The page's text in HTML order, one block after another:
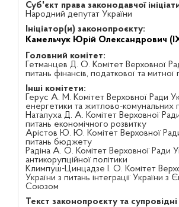
Суб'єкт права законодавчої
Народний депутат України
Ініціатор(и) законопроєкту:
Камельчук Юрій Олександрович
Головний комітет:
Гетманцев Д. О. Комітет Верховної
питань фінансів, податкової та митної
Інші комітети:
Герус А. М. Комітет Верховної Ради
енергетики та житлово-комунальних
Наталуха Д. А. Комітет Верховної
питань економічного розвитку
Арістов Ю. Ю. Комітет Верховної
питань бюджету
Радіна А. О. Комітет Верховної Ради
антикорупційної політики
Климпуш-Цинцадзе І. О. Комітет
України з питань інтеграції України з
Союзом
Текст законопроєкту та